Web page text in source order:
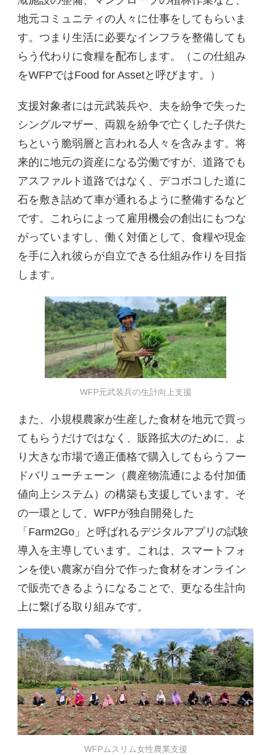
地元コミュニティの人々に仕事をしてもらいま
す。つまり生活に必要なインフラを整備しても
らう代わりに食糧を配布します。（この仕組み
をWFPではFood for Assetと呼びます。）
支援対象者には元武装兵や、夫を紛争で失った
シングルマザー、両親を紛争で亡くした子供た
ちという脆弱層と言われる人々を含みます。将
来的に地元の資産になる労働ですが、道路でも
アスファルト道路ではなく、デコボコした道に
石を敷き詰めて車が通れるように整備するなど
です。これらによって雇用機会の創出にもつな
がっていますし、働く対価として、食糧や現金
を手に入れ彼らが自立できる仕組み作りを目指
します。
WFP元武装兵の生計向上支援
また、小規模農家が生産した食材を地元で買っ
てもらうだけではなく、販路拡大のために、よ
り大きな市場で適正価格で購入してもらうフー
ドバリューチェーン（農産物流通による付加価
値向上システム）の構築も支援しています。そ
の一環として、WFPが独自開発した
「Farm2Go」と呼ばれるデジタルアプリの試験
導入を主導しています。これは、スマートフォ
ンを使い農家が自分で作った食材をオンライン
で販売できるようになることで、更なる生計向
上に繋げる取り組みです。
WFPムスリム女性農業支援